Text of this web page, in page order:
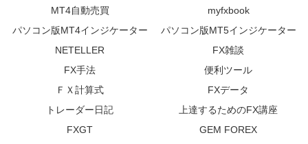
MT4自動売買
myfxbook
パソコン版MT4インジケーター
パソコン版MT5インジケーター
NETELLER
FX雑談
FX手法
便利ツール
ＦＸ計算式
FXデータ
トレーダー日記
上達するためのFX講座
FXGT
GEM FOREX